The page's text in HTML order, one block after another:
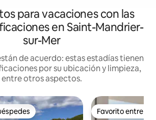
para vacaciones con las
en Saint-Mandrier-
sur-Mer
de acuerdo: estas estadías tienen
por su ubicación y limpieza,
entre otros aspectos.
Favorito entre
Favorito entre